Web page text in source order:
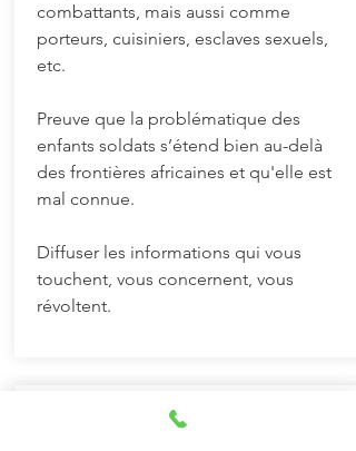
combattants, mais aussi comme
porteurs, cuisiniers, esclaves sexuels,
etc.
Preuve que la problématique des
enfants soldats s’étend bien au-delà
des frontières africaines et qu'elle est
mal connue.
Diffuser les informations qui vous
touchent, vous concernent, vous
révoltent.
FAIRE UN DON